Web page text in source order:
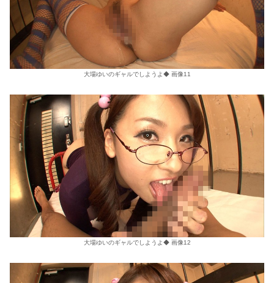
大場ゆいのギャルでしようよ◆ 画像11
大場ゆいのギャルでしようよ◆ 画像12